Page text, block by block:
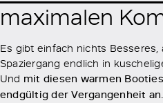
maximalen
Es gibt einfach nichts Besseres,
Spaziergang endlich in
Und mit diesen warmen
endgültig der Vergangenheit an.